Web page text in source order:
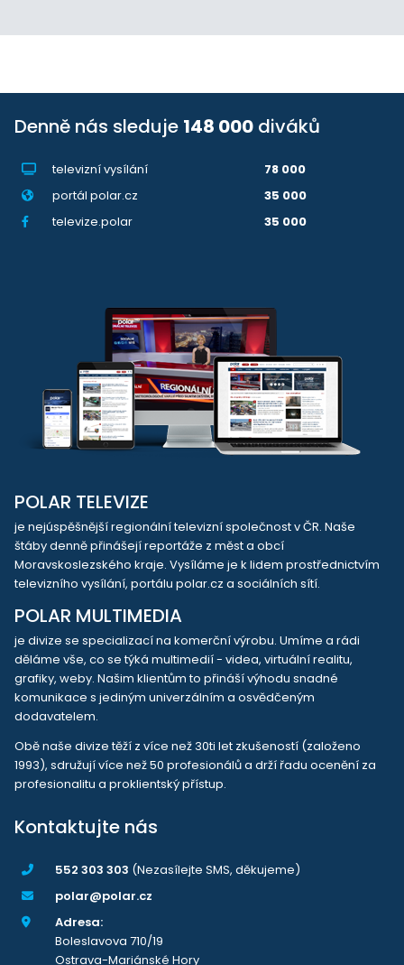
Denně nás sleduje 148 000 diváků
televizní vysílání
78 000
portál polar.cz
35 000
televize.polar
35 000
POLAR TELEVIZE
je nejúspěšnější regionální televizní společnost v ČR. Naše
štáby denně přinášejí reportáže z měst a obcí
Moravskoslezského kraje. Vysíláme je k lidem prostřednictvím
televizního vysílání, portálu polar.cz a sociálních sítí.
POLAR MULTIMEDIA
je divize se specializací na komerční výrobu. Umíme a rádi
děláme vše, co se týká multimedií - videa, virtuální realitu,
grafiky, weby. Našim klientům to přináší výhodu snadné
komunikace s jediným univerzálním a osvědčeným
dodavatelem.
Obě naše divize těží z více než 30ti let zkušeností (založeno
1993), sdružují více než 50 profesionálů a drží řadu ocenění za
profesionalitu a proklientský přístup.
Kontaktujte nás
552 303 303 (Nezasílejte SMS, děkujeme)
polar@polar.cz
Adresa:
Boleslavova 710/19
Ostrava-Mariánské Hory